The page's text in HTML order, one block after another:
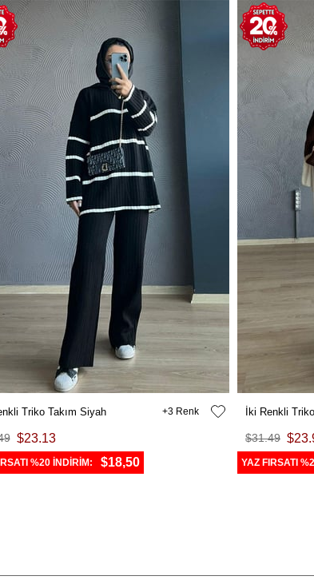
Triko Takım Siyah
$23.13
3
%20 İNDİRİM: $18,50
İki Renkli
$31.49
YAZ FIRSATI